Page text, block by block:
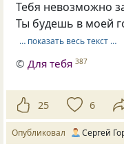
Тебя невозможно
Ты будешь в моей
… показать весь текст …
©Для тебя 387
25 6
Опубликовал Сергей